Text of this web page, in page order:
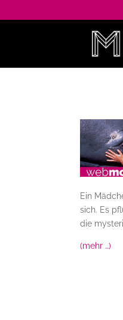
Ein
sich. Es
die
(mehr …)